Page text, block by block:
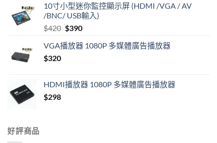
10寸小型迷你監控顯示屏 (HDMI /VGA / AV
/BNC/ USB輸入)
$420 Original
was:
$390Current
is:
VGA播放器 1080P 多媒體廣告播放器
$320
HDMI播放器 1080P 多媒體廣告播放器
$298
好評商品